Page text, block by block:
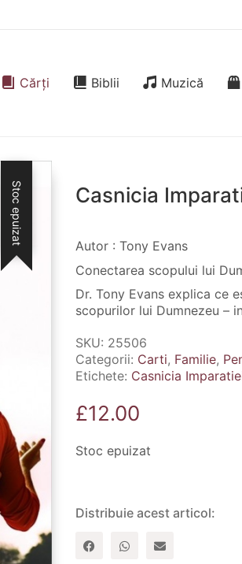
Cărți Biblii Muzică
Stoc epuizat Casnicia
Autor : Tony Evans
Conectarea scopului lui
Dr. Tony Evans explica ce
scopurilor lui Dumnezeu –
SKU: 25506
Categorii: Carti, Familie,
Etichete: Casnicia
£12.00
Stoc epuizat
Distribuie acest articol: